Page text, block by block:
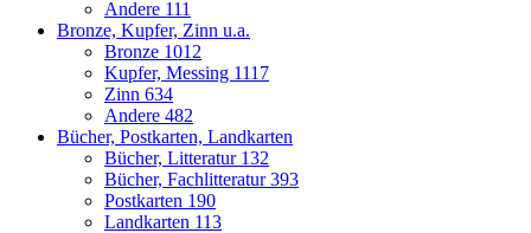
Andere 111
Bronze, Kupfer, Zinn u.a.
Bronze 1012
Kupfer, Messing 1117
Zinn 634
Andere 482
Bücher, Postkarten, Landkarten
Bücher, Litteratur 132
Bücher, Fachlitteratur393
Postkarten 190
Landkarten 113